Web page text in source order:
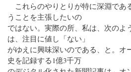
これらのやりとりが特に深淵であ
うことを主張したいの
ではない。実際の所、私は、次のよ
は、注目に値し「ない」
がゆえに興味深いのである、と。オ
史を記録する1億3千万